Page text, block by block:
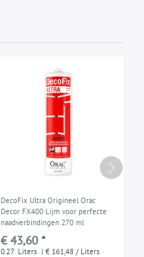
DecoFix Ultra Origineel Orac
Decor FX400 Lijm voor perfecte
naadverbindingen 270 ml
€ 43,60 *
0.27 Liters | € 161,48 / Liters